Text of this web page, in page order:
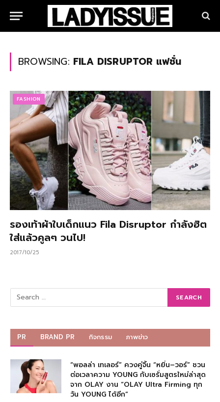
BROWSING: FILA DISRUPTOR แฟชั่น
FASHION
รองเท้าผ้าใบเด็กแนว Fila Disruptor กำลังฮิต
ใส่แล้วคูลๆ วนไป!
2017/10/25
PR BRAND PR กิจกรรม ภาพข่าว
“พอลล่า เทเลอร์” ควงคู่จิ้น “หยิ่น–วอร์” ชวน
ต่อเวลาความ YOUNG กับเซรั่มสูตรใหม่ล่าสุด
จาก OLAY งาน “OLAY Ultra Firming ทุก
วัน YOUNG ได้อีก”